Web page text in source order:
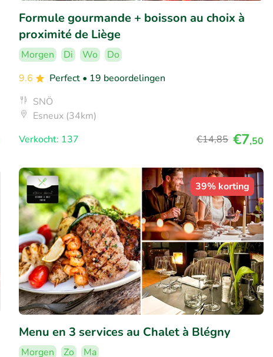
Formule gourmande + boisson au choix à
proximité de Liège
Morgen Di Wo
Do
9.6
Perfect • 19 beoordelingen
SNÖ
Esneux (34km)
Verkocht: 137
€14,85 €7,50
39% korting
Menu en 3 services au Chalet à Blégny
Morgen Zo Ma